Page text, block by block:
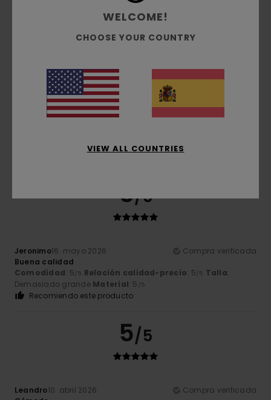
Relación calidad-precio
4.3
Demasiado pequeño
Demasiado grande
5/5
Jeronimo16. mayo 2026
Compra verificada
Buena calidad
Comodidad: 5/5 Relación calidad-precio: 5/5 Talla:
Demasiado grande Material: 5 /5
Recomiendo este producto
5/5
Leandro10. abril 2026
Compra verificada
WELCOME!
CHOOSE YOUR COUNTRY
VIEW ALL COUNTRIES